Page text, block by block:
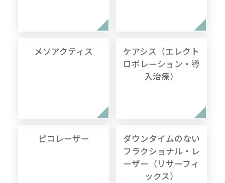
メソアクティス
ケアシス（エレクト
ロポレーション・導
入治療）
ピコレーザー
ダウンタイムのない
フラクショナル・レ
ーザー（リサーフィ
ックス）